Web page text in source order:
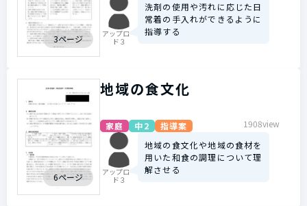
3ページ
アップロー
ド３
洗剤の使用や汚れに応じた日
常着の手入れができるように
指導する
6ページ
地域の食文化
家庭 中2 指導案 1908view
アップロー
ド３
地域の食文化や地域の食材を
用いた和食の調理について理
解させる